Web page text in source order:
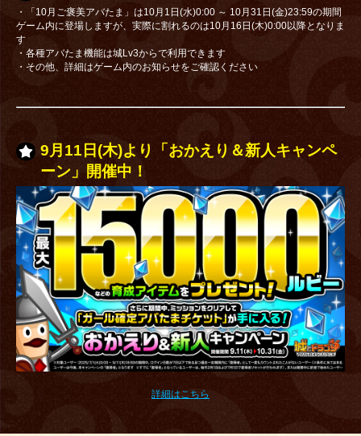
・「10月ご褒美アバたま」は10月1日(水)0:00 ～ 10月31日(金)23:59の期間
ゲーム内に登場しますが、実際に割れるのは10月16日(木)0:00以降となりま
す
・各種アバたま機能は城Lv3からで利用できます
・その他、詳細はゲーム内のお知らせをご確認ください
9月11日(木)より「おかえり＆新人キャンペ
ーン」開催中！
詳細はこちら